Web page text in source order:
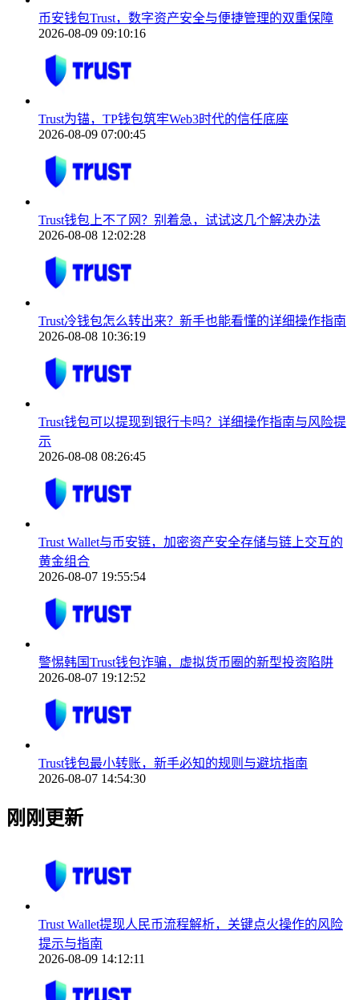
币安钱包Trust，数字资产安全与便捷管理的双重保障
2026-08-09 09:10:16
Trust为锚，TP钱包筑牢Web3时代的信任底座
2026-08-09 07:00:45
Trust钱包上不了网？别着急，试试这几个解决办法
2026-08-08 12:02:28
Trust冷钱包怎么转出来？新手也能看懂的详细操作指南
2026-08-08 10:36:19
Trust钱包可以提现到银行卡吗？详细操作指南与风险提
示
2026-08-08 08:26:45
Trust Wallet与币安链，加密资产安全存储与链上交互的
黄金组合
2026-08-07 19:55:54
警惕韩国Trust钱包诈骗，虚拟货币圈的新型投资陷阱
2026-08-07 19:12:52
Trust钱包最小转账，新手必知的规则与避坑指南
2026-08-07 14:54:30
刚刚更新
Trust Wallet提现人民币流程解析，关键点火操作的风险
提示与指南
2026-08-09 14:12:11